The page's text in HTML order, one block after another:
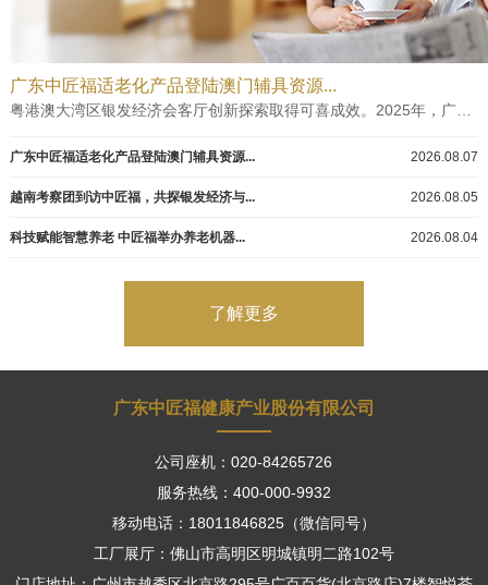
广东中匠福适老化产品登陆澳门辅具资源...
粤港澳大湾区银发经济会客厅创新探索取得可喜成效。2025年，广东中匠福健康产业股...
广东中匠福适老化产品登陆澳门辅具资源... 2026.08.07
越南考察团到访中匠福，共探银发经济与... 2026.08.05
科技赋能智慧养老 中匠福举办养老机器... 2026.08.04
了解更多
广东中匠福健康产业股份有限公司
公司座机：020-84265726
服务热线：400-000-9932
移动电话：18011846825（微信同号）
工厂展厅：佛山市高明区明城镇明二路102号